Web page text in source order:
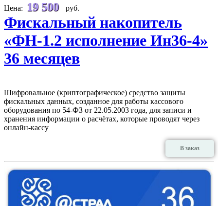
Цена: 19 500 руб.
Фискальный накопитель
«ФН-1.2 исполнение Ин36-4»
36 месяцев
Шифровальное (криптографическое) средство защиты
фискальных данных, созданное для работы кассового
оборудования по 54-ФЗ от 22.05.2003 года, для записи и
хранения информации о расчётах, которые проводят через
онлайн-кассу
В заказ